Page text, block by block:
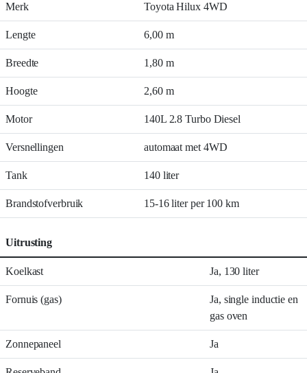
Merk Toyota Hilux 4WD
Lengte 6,00 m
Breedte 1,80 m
Hoogte 2,60 m
Motor 140L 2.8 Turbo Diesel
Versnellingen automaat met 4WD
Tank 140 liter
Brandstofverbruik 15-16 liter per 100 km
Uitrusting
Koelkast Ja, 130 liter
Fornuis (gas)
Ja, single inductie en
gas oven
Zonnepaneel Ja